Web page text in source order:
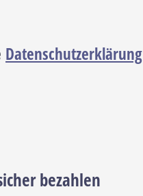
Datenschutzerklärung
bezahlen